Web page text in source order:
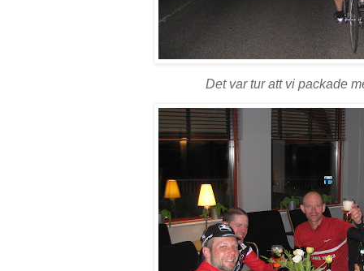
Det var tur att vi packade